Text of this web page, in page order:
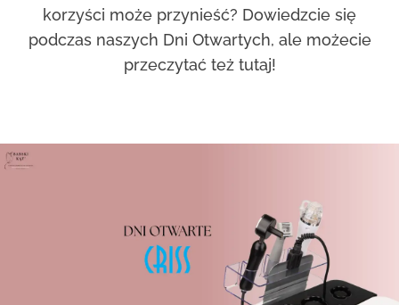
korzyści może przynieść? Dowiedzcie się
podczas naszych Dni Otwartych, ale możecie
przeczytać też tutaj!